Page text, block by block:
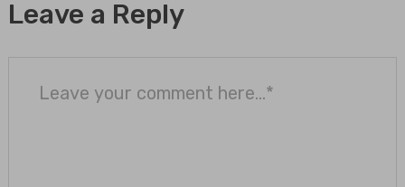
Leave a Reply